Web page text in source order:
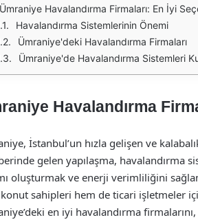
Ümraniye Havalandırma Firmaları: En İyi
Havalandırma Sistemlerinin Önemi
Ümraniye'deki Havalandırma Firmaları
Ümraniye'de Havalandırma Sistemleri
Havalandırma
İstanbul’un hızla gelişen ve
gelen yapılaşma, havalandırma
oluşturmak ve enerji verimliliğini
sahipleri hem de ticari işletmeler
en iyi havalandırma